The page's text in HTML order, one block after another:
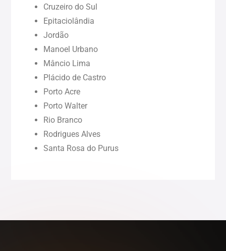
Paraíba (PB)
Piauí (PI)
Rondônia (RO)
Roraima (RR)
Cruzeiro do Sul
Epitaciolândia
Jordão
Manoel Urbano
Mâncio Lima
Plácido de Castro
Porto Acre
Porto Walter
Rio Branco
Rodrigues Alves
Santa Rosa do Purus